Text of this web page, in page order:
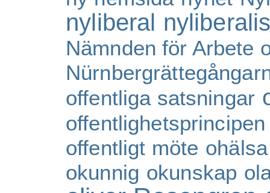
nyliberal
Nämnden för Arbete
offentliga satsningar
offentlighetsprincipen
offentligt möte ohälsa
okunnig okunskap